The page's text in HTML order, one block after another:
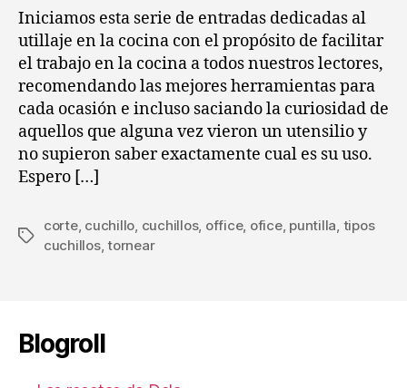
dentro
de
una
cocina
(I)
Iniciamos esta serie de entradas dedicadas al
utillaje en la cocina con el propósito de facilitar
el trabajo en la cocina a todos nuestros lectores,
recomendando las mejores herramientas para
cada ocasión e incluso saciando la curiosidad de
aquellos que alguna vez vieron un utensilio y
no supieron saber exactamente cual es su uso.
Espero […]
Etiquetas
corte, cuchillo cuchillos, office, ofice, puntilla tipos
cuchillos,tornear
Blogroll